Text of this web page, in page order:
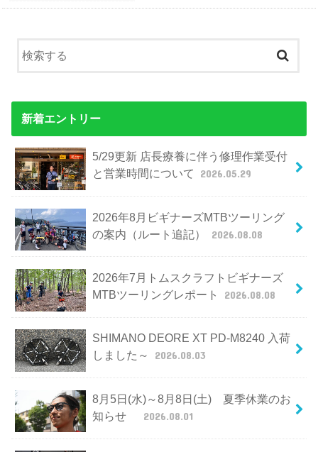
新着エントリー
5/29更新 店長療養に伴う修理作業受付
と営業時間について
2026.05.29
2026年8月ビギナーズMTBツーリング
の案内（ルート追記）
2026.08.08
2026年7月トムスクラフトビギナーズ
MTBツーリングレポート
2026.08.08
SHIMANO DEORE XT PD-M8240 入荷
しました～
2026.08.03
8月5日(水)～8月8日(土) 夏季休業のお
知らせ
2026.08.01